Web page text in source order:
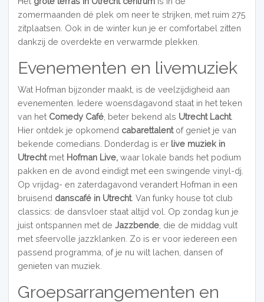
zomermaanden dé plek om neer te strijken, met ruim 275
zitplaatsen. Ook in de winter kun je er comfortabel zitten
dankzij de overdekte en verwarmde plekken.
Evenementen en livemuziek
Wat Hofman bijzonder maakt, is de veelzijdigheid aan
evenementen. Iedere woensdagavond staat in het teken
van het Comedy Café, beter bekend als Utrecht Lacht.
Hier ontdek je opkomend cabarettalentof geniet je van
bekende comedians. Donderdag is erlive muziek in
Utrecht met Hofman Live,waar lokale bands het podium
pakken en de avond eindigt met een swingende vinyl-dj.
Op vrijdag- en zaterdagavond verandert Hofman in een
bruisend danscafé in Utrecht. Van funky house tot club
classics: de dansvloer staat altijd vol. Op zondag kun je
juist ontspannen met de Jazzbende, die de middag vult
met sfeervolle jazzklanken. Zo is er voor iedereen een
passend programma, of je nu wilt lachen, dansen of
genieten van muziek.
Groepsarrangementen en